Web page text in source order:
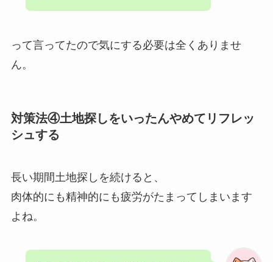
って言ってたので気にする必要は全くありませ
ん。
対策法④土地探しをいったんやめてリフレッ
シュする
長い期間土地探しを続けると、
肉体的にも精神的にも疲労がたまってしまいます
よね。